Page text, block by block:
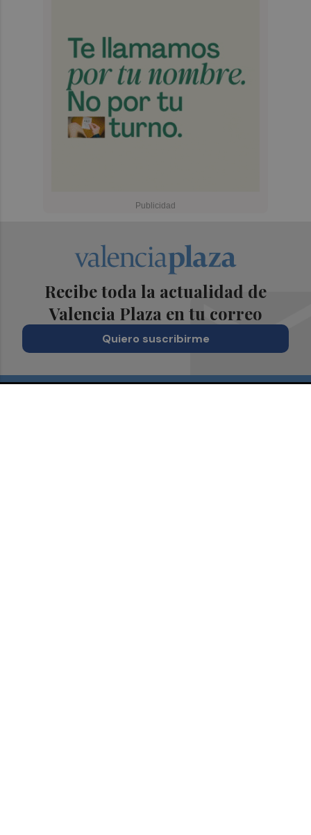
Recibe toda la actualidad de
Valencia Plaza en tu correo
Quiero suscribirme